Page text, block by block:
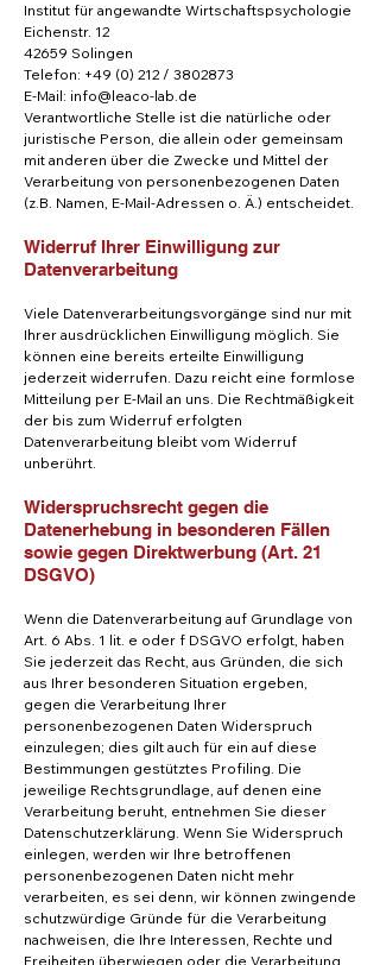
Institut für angewandte Wirtschaftspsychologie
Eichenstr. 12
42659 Solingen
Telefon: +49 (0) 212 / 3802873
E-Mail: info@leaco-lab.de
Verantwortliche Stelle ist die natürliche oder
juristische Person, die allein oder gemeinsam
mit anderen über die Zwecke und Mittel der
Verarbeitung von personenbezogenen Daten
(z.B. Namen, E-Mail-Adressen o. Ä.) entscheidet.
Widerruf Ihrer Einwilligung zur
Datenverarbeitung
Viele Datenverarbeitungsvorgänge sind nur mit
Ihrer ausdrücklichen Einwilligung möglich. Sie
können eine bereits erteilte Einwilligung
jederzeit widerrufen. Dazu reicht eine formlose
Mitteilung per E-Mail an uns. Die Rechtmäßigkeit
der bis zum Widerruf erfolgten
Datenverarbeitung bleibt vom Widerruf
unberührt.
Widerspruchsrecht gegen die
Datenerhebung in besonderen Fällen
sowie gegen Direktwerbung (Art. 21
DSGVO)
Wenn die Datenverarbeitung auf Grundlage von
Art. 6 Abs. 1 lit. e oder f DSGVO erfolgt, haben
Sie jederzeit das Recht, aus Gründen, die sich
aus Ihrer besonderen Situation ergeben,
gegen die Verarbeitung Ihrer
personenbezogenen Daten Widerspruch
einzulegen; dies gilt auch für ein auf diese
Bestimmungen gestütztes Profiling. Die
jeweilige Rechtsgrundlage, auf denen eine
Verarbeitung beruht, entnehmen Sie dieser
Datenschutzerklärung. Wenn Sie Widerspruch
einlegen, werden wir Ihre betroffenen
personenbezogenen Daten nicht mehr
verarbeiten, es sei denn, wir können zwingende
schutzwürdige Gründe für die Verarbeitung
nachweisen, die Ihre Interessen, Rechte und
Freiheiten überwiegen oder die Verarbeitung